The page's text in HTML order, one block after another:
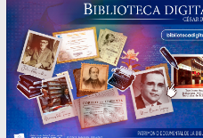
Modesta Bor Sánchez
Gaceta Oficial de la República
Caracas 09 de marzo de 2006
Catálogo temático de obras